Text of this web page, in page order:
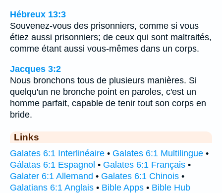
Hébreux 13:3
Souvenez-vous des prisonniers, comme si vous
étiez aussi prisonniers; de ceux qui sont maltraités,
comme étant aussi vous-mêmes dans un corps.
Jacques 3:2
Nous bronchons tous de plusieurs manières. Si
quelqu'un ne bronche point en paroles, c'est un
homme parfait, capable de tenir tout son corps en
bride.
Links
Galates 6:1 Interlinéaire • Galates 6:1 Multilingue •
Gálatas 6:1 Espagnol • Galates 6:1 Français •
Galater 6:1 Allemand • Galates 6:1 Chinois •
Galatians 6:1 Anglais • Bible Apps • Bible Hub